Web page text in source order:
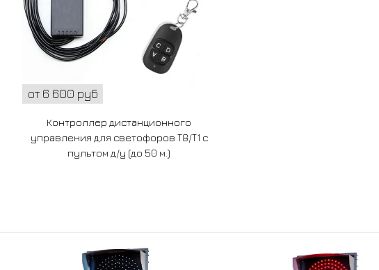
от 6 600 руб
Контроллер дистанционного
управления для светофоров Т8/Т1 с
пультом д/у (до 50 м.)